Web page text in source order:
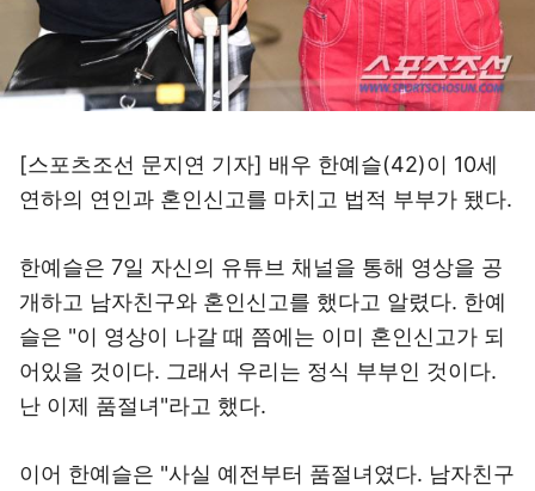
[스포츠조선 문지연 기자] 배우 한예슬(42)이 10세
연하의 연인과 혼인신고를 마치고 법적 부부가 됐다.
한예슬은 7일 자신의 유튜브 채널을 통해 영상을 공
개하고 남자친구와 혼인신고를 했다고 알렸다. 한예
슬은 "이 영상이 나갈 때 쯤에는 이미 혼인신고가 되
어있을 것이다. 그래서 우리는 정식 부부인 것이다.
난 이제 품절녀"라고 했다.
이어 한예슬은 "사실 예전부터 품절녀였다. 남자친구